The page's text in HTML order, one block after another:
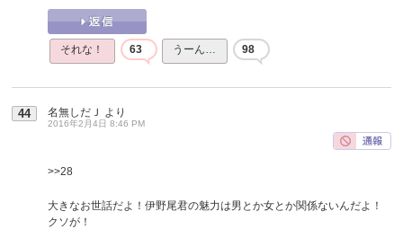
それな！ 63 うーん… 98
44 名無しだＪ より
2016年2月4日 8:46 PM
>>28
大きなお世話だよ！伊野尾君の魅力は男とか女とか関係ないんだよ！
クソが！